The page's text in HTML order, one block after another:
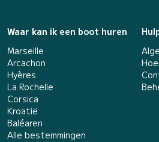
Waar kan ik een boot huren
Marseille
Arcachon
Hyères
La Rochelle
Corsica
Kroatië
Baléaren
Alle bestemmingen